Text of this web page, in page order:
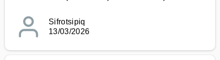
Sifrotsipiq
13/03/2026